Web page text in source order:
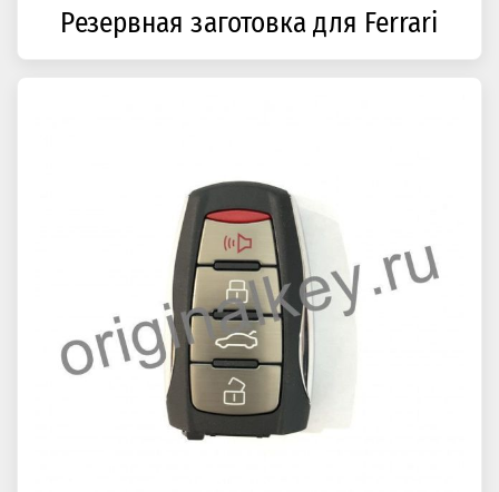
Резервная заготовка для Ferrari